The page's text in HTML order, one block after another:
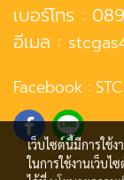
เบอร์โทร :
อีเมล :
Facebook :
เว็บไซต์นี้มีการใช้
ในการใช้งานเว็บ